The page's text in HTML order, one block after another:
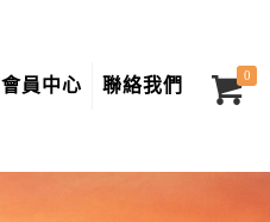
會員中心 聯絡我們 0